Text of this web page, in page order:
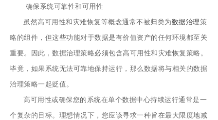
确保系统可靠性和可用性
虽然高可用性和灾难恢复等概念通常不被归类为数据治理策
略的组件，但这些功能对于数据是有价值资产的任何环境都至关
重要。因此，数据治理策略必须包含高可用性和灾难恢复策略。
毕竟，如果系统无法可靠地保持运行，那么数据将与相关的数据
治理策略一起贬值。
高可用性或确保您的系统在单个数据中心持续运行通常是一
个复杂的目标。理想情况下，您应该寻求一种旨在最大限度地减